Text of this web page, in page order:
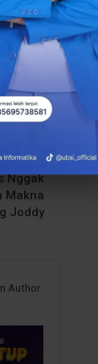
Nggak
Makna
Joddy
Author